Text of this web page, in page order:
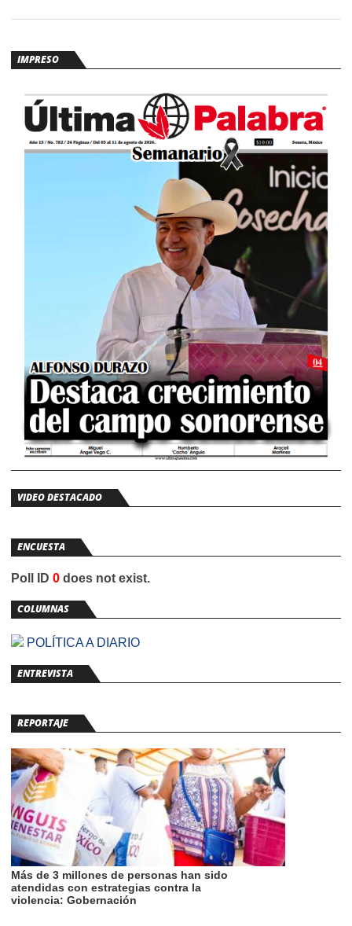
IMPRESO
VIDEO DESTACADO
ENCUESTA
Poll ID 0 does not exist.
COLUMNAS
POLÍTICA A DIARIO
ENTREVISTA
REPORTAJE
Más de 3 millones de personas han sido
atendidas con estrategias contra la
violencia: Gobernación